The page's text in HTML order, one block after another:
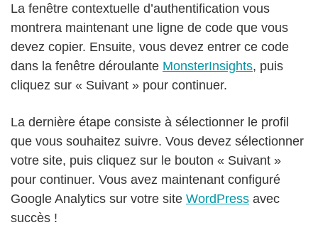
La fenêtre contextuelle d’authentification vous
montrera maintenant une ligne de code que vous
devez copier. Ensuite, vous devez entrer ce code
dans la fenêtre déroulante MonsterInsights, puis
cliquez sur « Suivant » pour continuer.
La dernière étape consiste à sélectionner le profil
que vous souhaitez suivre. Vous devez sélectionner
votre site, puis cliquez sur le bouton « Suivant »
pour continuer. Vous avez maintenant configuré
Google Analytics sur votre site WordPress avec
succès !